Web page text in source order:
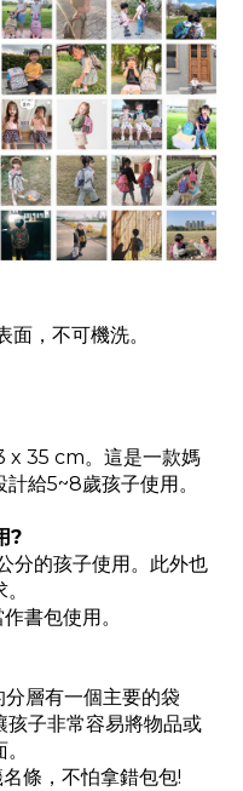
，不可機洗。
x 35 cm。這是一款媽
給5~8歲孩子使用。
?
分的孩子使用。此外也
書包使用。
層有一個主要的袋
孩子非常容易將物品或
條，不怕拿錯包包!